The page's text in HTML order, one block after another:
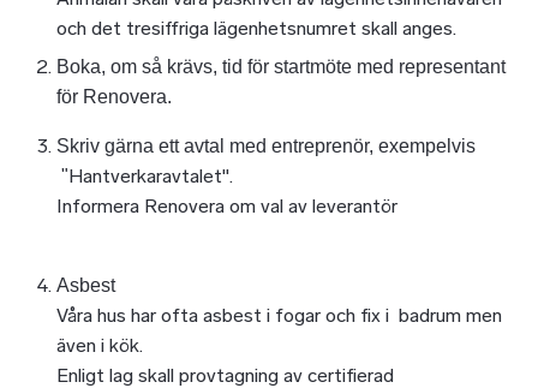
och det tresiffriga lägenhetsnumret skall anges.
Boka, om så krävs, tid för startmöte med representant
för Renovera.
Skriv gärna ett avtal med entreprenör, exempelvis
"Hantverkaravtalet".
Informera Renovera om val av leverantör
Asbest
Våra hus har ofta asbest i fogar och fix i badrum men
även i kök.
Enligt lag skall provtagning av certifierad